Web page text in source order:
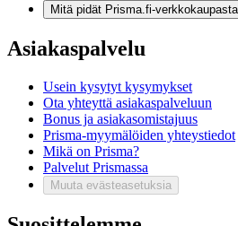
Mitä pidät Prisma.fi-
Asiakaspalvelu
Usein kysytyt kysymykset
Ota yhteyttä asiakaspalveluun
Bonus ja asiakasomistajuus
Prisma-myymälöiden yhteystiedot
Mikä on Prisma?
Palvelut Prismassa
Muuta evästeasetuksia